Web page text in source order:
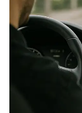
Espace presse